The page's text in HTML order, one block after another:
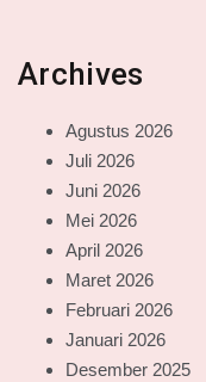
Archives
Agustus 2026
Juli 2026
Juni 2026
Mei 2026
April 2026
Maret 2026
Februari 2026
Januari 2026
Desember 2025